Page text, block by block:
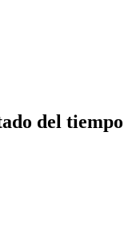
del tiempo